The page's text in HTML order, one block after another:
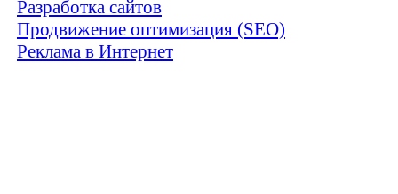
Разработка сайтов
Продвижение оптимизация (SEO)
Реклама в Интернет